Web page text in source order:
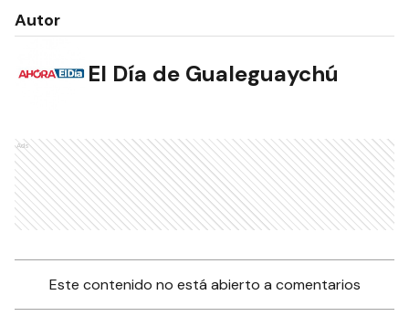
Autor
El Día de Gualeguaychú
Ads
Este contenido no está abierto a comentarios